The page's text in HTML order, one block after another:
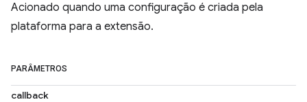
Acionado quando uma configuração é criada pela
plataforma para a extensão.
PARÂMETROS
callback